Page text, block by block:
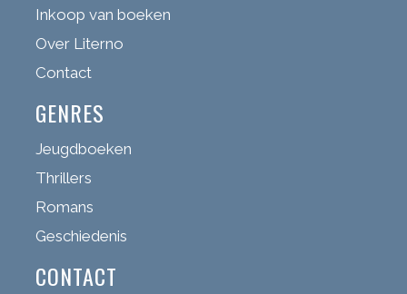
Inkoop van boeken
Over Literno
Contact
GENRES
Jeugdboeken
Thrillers
Romans
Geschiedenis
CONTACT